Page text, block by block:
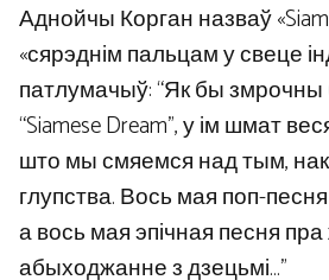
Аднойчы Корган назваў
«сярэднім пальцам у свеце
патлумачыў: “Як бы
“Siamese Dream”, у ім шмат
што мы смяемся над тым,
глупства. Вось мая поп-
а вось мая эпічная песня
абыходжанне з дзецьмі…”